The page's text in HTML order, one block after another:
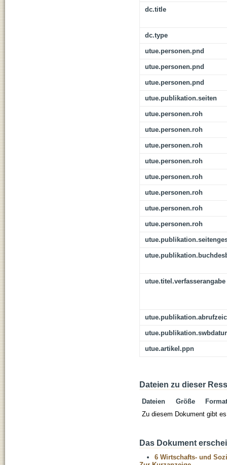
dc.title
dc.type
utue.personen.pnd
utue.personen.pnd
utue.personen.pnd
utue.publikation.seiten
utue.personen.roh
utue.personen.roh
utue.personen.roh
utue.personen.roh
utue.personen.roh
utue.personen.roh
utue.personen.roh
utue.personen.roh
utue.titel.verfasserangabe
utue.artikel.ppn
Dateien zu dieser
Dateien Größe
Format
Zu diesem Dokument gibt
Das Dokument
6 Wirtschafts- und